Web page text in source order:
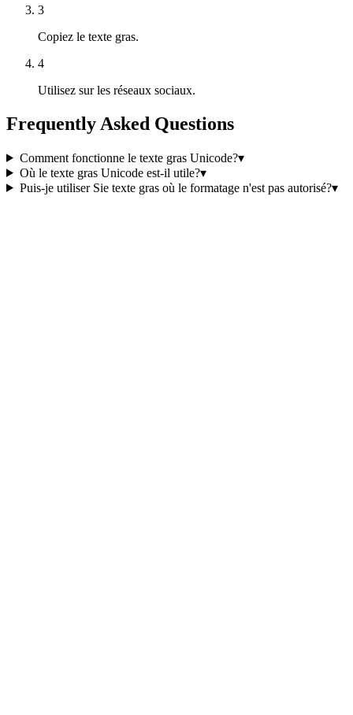
3
Copiez le texte gras.
4
Utilisez sur les réseaux sociaux.
Frequently Asked Questions
Comment fonctionne le texte gras Unicode?▾
Où le texte gras Unicode est-il utile?▾
Puis-je utiliser Sie texte gras où le formatage n'est pas autorisé?▾